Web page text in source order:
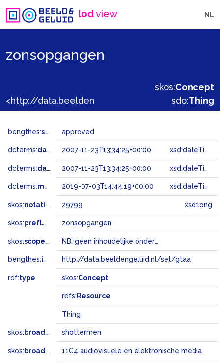
lodview NL
zonsopgangen
skos:Concept
sdo:Thing
bengthes:status approved
dcterms:dateAccepted 2007-11-23T13:34:25+00:00 xsd:dateTime
dcterms:dateSubmitted 2007-11-23T13:34:25+00:00 xsd:dateTime
dcterms:modified 2019-07-03T14:44:19+00:00 xsd:dateTime
skos:notation 29799 xsd:long
skos:prefLabel zonsopgangen
skos:scopeNote NB: geen inhoudelijke onderwerpsterm
bengthes:inSet http://data.beeldengeluid.nl/set/gtaa
rdf:type skos:Concept
rdfs: Resource
Thing
skos: broader shottermen
skos: broadMatch 11C4 audiovisuele en elektronische media